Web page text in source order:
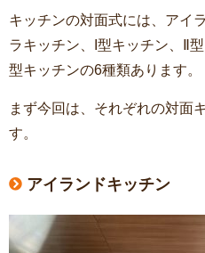
キッチンの対面式には、アイ
ラキッチン、I型キッチン、Ⅱ
型キッチンの6種類あります。
まず今回は、それぞれの対面
す。
アイランドキッチン